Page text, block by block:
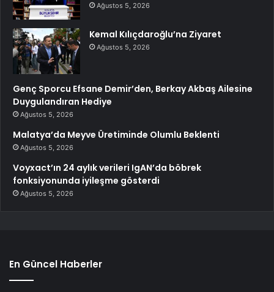
Ağustos 5, 2026
Kemal Kılıçdaroğlu’na Ziyaret
Ağustos 5, 2026
Genç Sporcu Efsane Demir’den, Berkay Akbaş Ailesine
Duygulandıran Hediye
Ağustos 5, 2026
Malatya’da Meyve Üretiminde Olumlu Beklenti
Ağustos 5, 2026
Voyxact’ın 24 aylık verileri IgAN’da böbrek
fonksiyonunda iyileşme gösterdi
Ağustos 5, 2026
En Güncel Haberler